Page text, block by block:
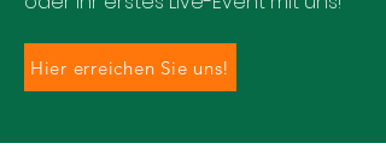
Hier erreichen Sie uns!